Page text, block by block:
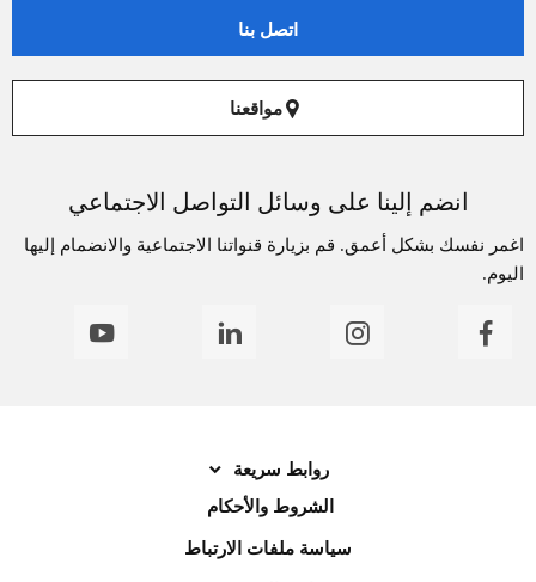
اتصل بنا
مواقعنا
انضم إلينا على وسائل التواصل الاجتماعي
اغمر نفسك بشكل أعمق. قم بزيارة قنواتنا الاجتماعية والانضمام إليها
اليوم.
روابط سريعة
الشروط والأحكام
سياسة ملفات الارتباط